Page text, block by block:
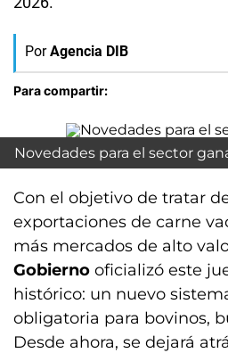
Por Agencia DIB
Para compartir:
Novedades para el sector
Con el objetivo de tratar
exportaciones de carne
más mercados de alto
Gobierno oficializó este
histórico: un nuevo
obligatoria para bovinos,
Desde ahora, se dejará